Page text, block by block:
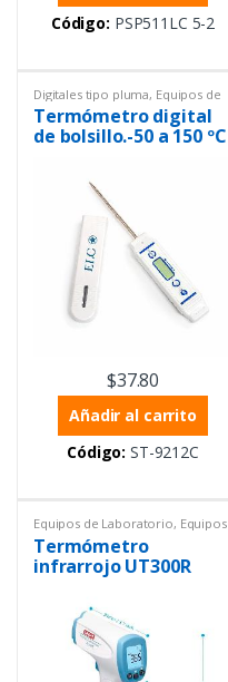
Código: PSP511LC 5-2
Digitales tipo pluma, Equipos de
Laboratorio Productos con
certificado ISO 17025,
Temperatura,Termómetros
Termómetros,Tipo pluma
Termómetro digital
de bolsillo.-50 a 150 ºC
$37.80
Añadir al carrito
Código: ST-9212C
Equipos de Laboratorio, Equipos
Uni-trend
Instrumentación y Procesos
Temperatura ,Termómetros
Termómetros
Termómetro
infrarrojo UT300R